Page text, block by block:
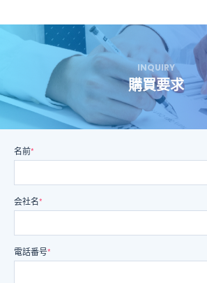
INQUIRY
購買要求
名前*
会社名*
電話番号*